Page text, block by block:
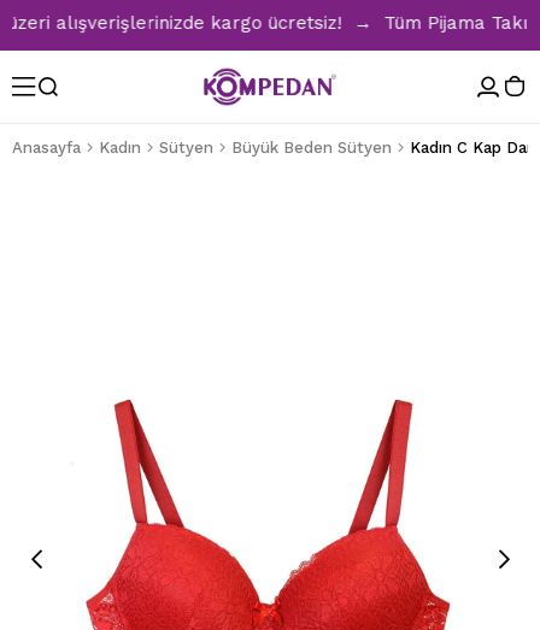
alışverişlerinizde kargo ücretsiz! → Tüm Pijama
Anasayfa Kadın Sütyen Büyük Beden Sütyen